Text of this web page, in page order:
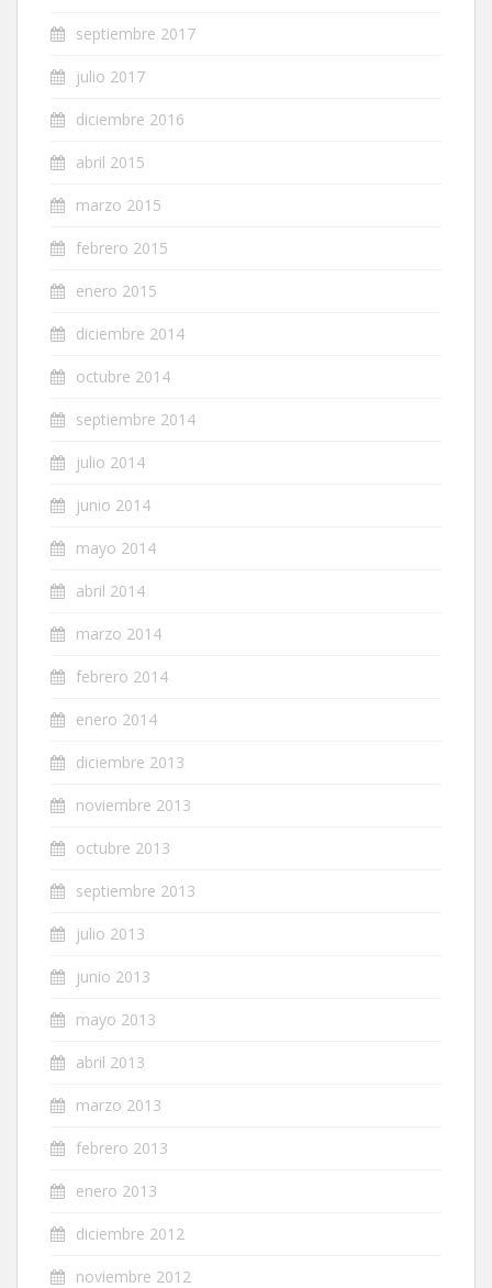
septiembre 2017
julio 2017
diciembre 2016
abril 2015
marzo 2015
febrero 2015
enero 2015
diciembre 2014
octubre 2014
septiembre 2014
julio 2014
junio 2014
mayo 2014
abril 2014
marzo 2014
febrero 2014
enero 2014
diciembre 2013
noviembre 2013
octubre 2013
septiembre 2013
julio 2013
junio 2013
mayo 2013
abril 2013
marzo 2013
febrero 2013
enero 2013
diciembre 2012
noviembre 2012